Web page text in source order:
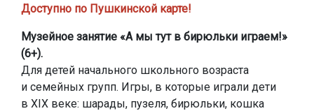
Доступно по Пушкинской карте!
Музейное занятие «А мы тут в бирюльки играем!»
(6+).
Для детей начального школьного возраста
и семейных групп. Игры, в которые играли дети
в XIX веке: шарады, пузеля, бирюльки, кошка